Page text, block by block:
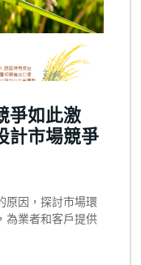
爭如此激
計市場競爭
原因，探討市場環
為業者和客戶提供